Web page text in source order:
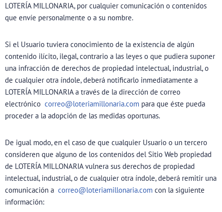
LOTERÍA MILLONARIA, por cualquier comunicación o contenidos
que envíe personalmente o a su nombre.
Si el Usuario tuviera conocimiento de la existencia de algún
contenido ilícito, ilegal, contrario a las leyes o que pudiera suponer
una infracción de derechos de propiedad intelectual, industrial, o
de cualquier otra índole, deberá notificarlo inmediatamente a
LOTERÍA MILLONARIA a través de la dirección de correo
electrónico correo@loteriamillonaria.com para que éste pueda
proceder a la adopción de las medidas oportunas.
De igual modo, en el caso de que cualquier Usuario o un tercero
consideren que alguno de los contenidos del Sitio Web propiedad
de LOTERÍA MILLONARIA vulnera sus derechos de propiedad
intelectual, industrial, o de cualquier otra índole, deberá remitir una
comunicación a correo@loteriamillonaria.com con la siguiente
información: